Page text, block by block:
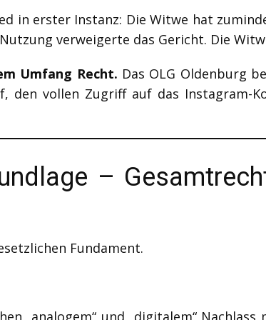
in erster Instanz: Die Witwe hat
verweigerte das Gericht. Die
Umfang Recht. Das OLG Oldenburg
den vollen Zugriff auf das Instagram-
–
Fundament.
„analogem“ und „digitalem“